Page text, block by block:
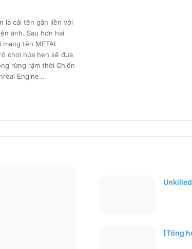
là cái tên gắn liền với
ảnh. Sau hơn hai
tên METAL
chơi hứa hẹn sẽ đưa
rừng rậm thời Chiến
Engine…
[Tổng